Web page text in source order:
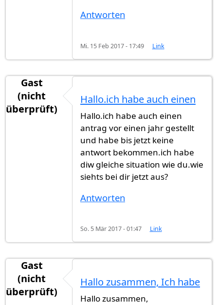
Antworten
Mi. 15 Feb 2017 - 17:49 Link
Gast
(nicht
überprüft)
Hallo.ich habe auch einen
Hallo.ich habe auch einen
antrag vor einen jahr gestellt
und habe bis jetzt keine
antwort bekommen.ich habe
diw gleiche situation wie du.wie
siehts bei dir jetzt aus?
Antworten
So. 5 Mär 2017 - 01:47 Link
Gast
(nicht
überprüft)
Hallo zusammen, Ich habe
Hallo zusammen,